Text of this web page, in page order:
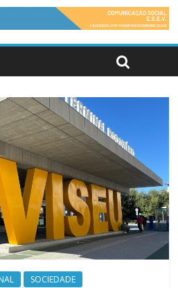
SOCIEDADE